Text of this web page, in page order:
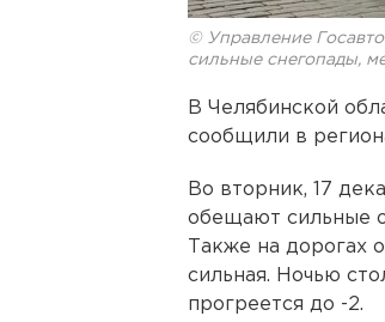
© Управление
сильные снегопады,
В Челябинской
сообщили в
Во вторник, 17
обещают сильные
Также на дорогах
сильная. Ночью
прогреется до -2.